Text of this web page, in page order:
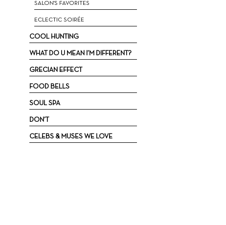
SALON'S FAVORITES
ECLECTIC SOIRÉE
COOL HUNTING
WHAT DO U MEAN I’M DIFFERENT?
GRECIAN EFFECT
FOOD BELLS
SOUL SPA
DON’T
CELEBS & MUSES WE LOVE